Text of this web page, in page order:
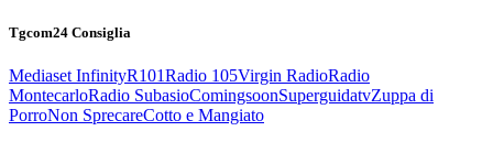
Tgcom24 Consiglia
Mediaset InfinityR101Radio 105Virgin RadioRadio
MontecarloRadio SubasioComingsoonSuperguidatvZuppa di
PorroNon SprecareCotto e Mangiato